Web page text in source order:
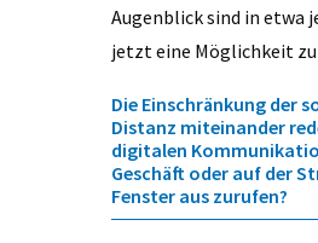
Augenblick sind in etwa
jetzt eine Möglichkeit
Die Einschränkung der
Distanz miteinander
digitalen
Geschäft oder auf der
Fenster aus zurufen?